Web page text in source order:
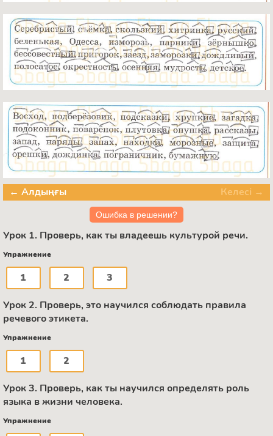
← Алдыңғы Келесі →
Ошибка в решении?
Урок 1. Проверь, как ты владеешь культурой речи.
Упражнение
1 2 3
Урок 2. Проверь, это научился соблюдать правила
речевого этикета.
Упражнение
1 2
Урок 3. Проверь, как ты научился определять роль
языка в жизни человека.
Упражнение